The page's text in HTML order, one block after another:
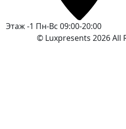
Этаж -1 Пн-Вс 09:00-20:00
© Luxpresents 2026 All